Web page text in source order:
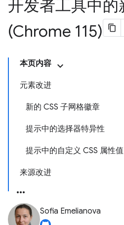
开发者工具中的
(Chrome 115)
本页内容
元素改进
新的 CSS 子网格徽章
提示中的选择器特异性
提示中的自定义 CSS 属性值
来源改进
Sofia Emelianova